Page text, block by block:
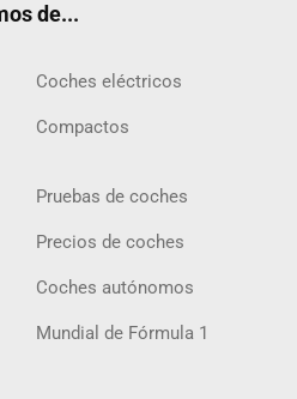
de...
Coches eléctricos
Compactos
Pruebas de coches
Precios de coches
Coches autónomos
Mundial de Fórmula 1